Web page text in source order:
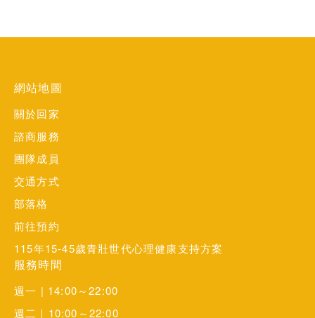
網站地圖
關於回家
諮商服務
團隊成員
交通方式
部落格
前往預約
115年15-45歲青壯世代心理健康支持方案
服務時間
週一 | 14:00～22:00
週二｜10:00～22:00